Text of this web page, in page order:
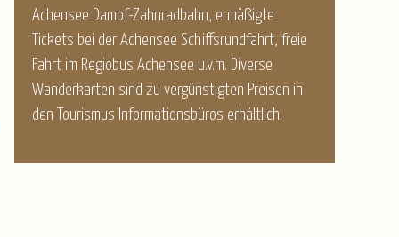
Achensee Dampf-Zahnradbahn, ermäßigte
Tickets bei der Achensee Schiffsrundfahrt, freie
Fahrt im Regiobus Achensee u.v.m. Diverse
Wanderkarten sind zu vergünstigten Preisen in
den Tourismus Informationsbüros erhältlich.